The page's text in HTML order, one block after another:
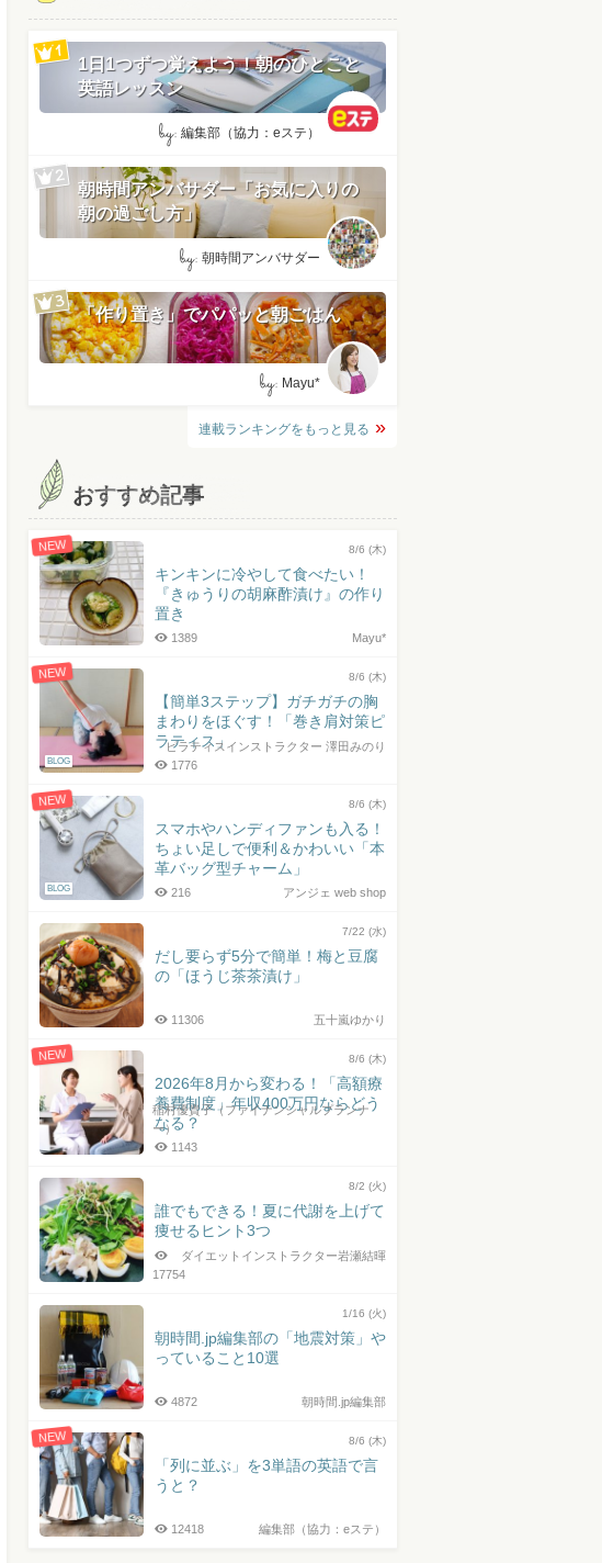
1日1つずつ覚えよう！朝のひとこと
英語レッスン
by: 編集部（協力：eステ）
朝時間アンバサダー「お気に入りの
朝の過ごし方」
by: 朝時間アンバサダー
「作り置き」でパパッと朝ごはん
by: Mayu*
連載ランキングをもっと見る
おすすめ記事
NEW 8/6 (木)
キンキンに冷やして食べたい！
『きゅうりの胡麻酢漬け』の作り
置き
Mayu*
1389
NEW
BLOG
8/6 (木)
【簡単3ステップ】ガチガチの胸
まわりをほぐす！「巻き肩対策ピ
ラティス」
ピラティスインストラクター 澤田みのり
1776
NEW
BLOG
8/6 (木)
スマホやハンディファンも入る！
ちょい足しで便利＆かわいい「本
革バッグ型チャーム」
アンジェ web shop
216
7/22 (水)
だし要らず5分で簡単！梅と豆腐
の「ほうじ茶茶漬け」
五十嵐ゆかり
11306
NEW 8/6 (木)
2026年8月から変わる！「高額療
養費制度」年収400万円ならどう
なる？
稲村優貴子（ファイナンシャルプランナ
ー）
1143
8/2 (火)
誰でもできる！夏に代謝を上げて
痩せるヒント3つ
ダイエットインストラクター岩瀬結暉
17754
1/16 (火)
朝時間.jp編集部の「地震対策」や
っていること10選
朝時間.jp編集部
4872
NEW 8/6 (木)
「列に並ぶ」を3単語の英語で言
うと？
編集部（協力：eステ）
12418